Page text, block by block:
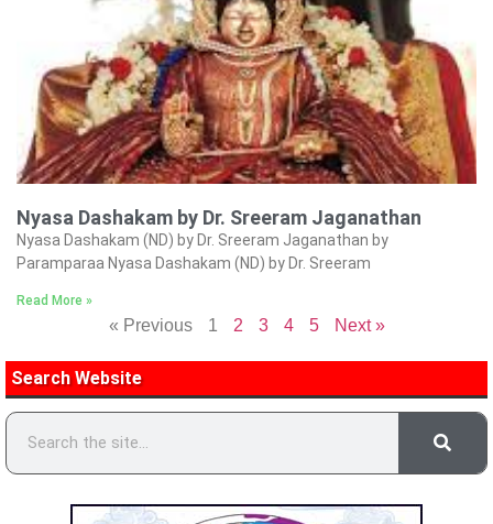
Nyasa Dashakam by Dr. Sreeram Jaganathan
Nyasa Dashakam (ND) by Dr. Sreeram Jaganathan by
Paramparaa Nyasa Dashakam (ND) by Dr. Sreeram
Read More »
« Previous 1 2 3 4 5 Next »
Search Website